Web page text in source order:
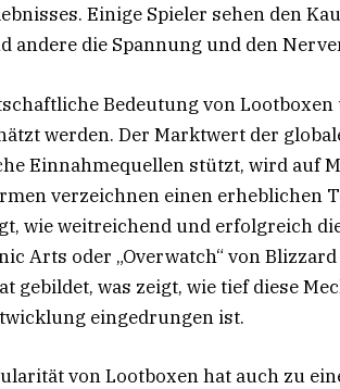
Einige Spieler sehen den
andere die Spannung und den
Bedeutung von
werden. Der Marktwert der
Einnahmequellen stützt, wird auf
verzeichnen einen erheblichen
wie weitreichend und erfolgreich
Arts oder „Overwatch“ von
gebildet, was zeigt, wie tief diese
eingedrungen ist.
von Lootboxen hat auch zu